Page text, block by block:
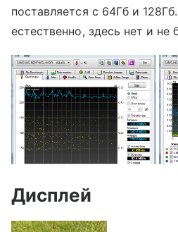
поставляется с 64Гб и
естественно, здесь нет и не
Дисплей